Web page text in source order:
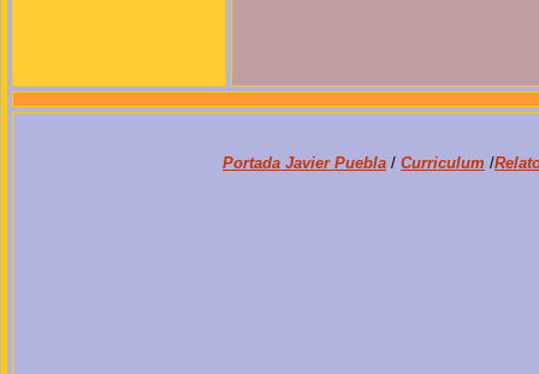
Portada Javier Puebla / Curriculum /